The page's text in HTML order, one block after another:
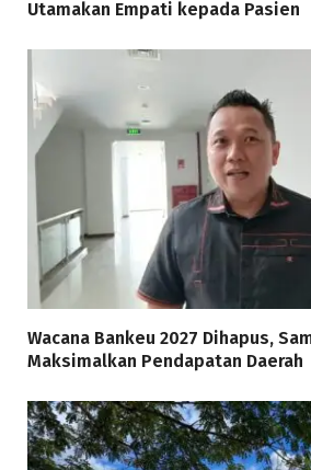
Utamakan Empati kepada Pasien
Wacana Bankeu 2027 Dihapus,
Maksimalkan Pendapatan Daerah